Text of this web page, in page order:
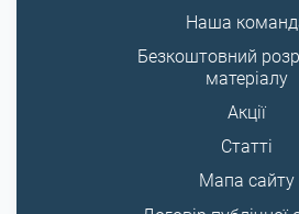
Наша
Безкоштовний
матеріалу
Акції
Статті
Мапа сайту